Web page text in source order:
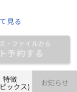
見る
・ファイルから
予約する
特徴
ックス) お知らせ